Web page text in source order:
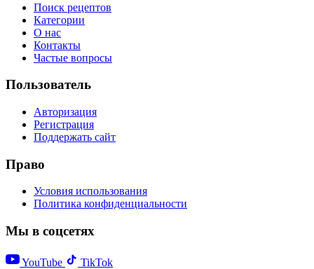
Поиск рецептов
Категории
О нас
Контакты
Частые вопросы
Пользователь
Авторизация
Регистрация
Поддержать сайт
Право
Условия использования
Политика конфиденциальности
Мы в соцсетях
YouTube
TikTok